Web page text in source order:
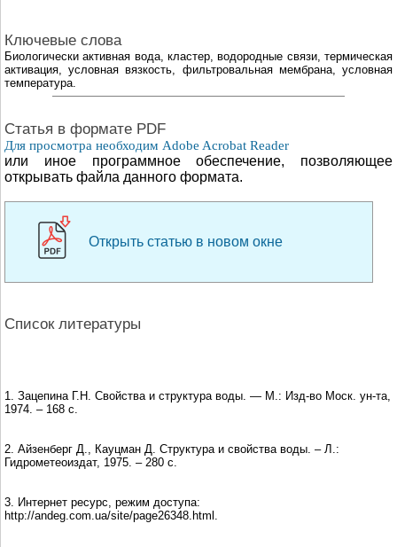
Ключевые слова
Биологически активная вода, кластер, водородные связи, термическая
активация, условная вязкость, фильтровальная мембрана, условная
температура.
Cтатья в формате PDF
Для просмотра необходим Adobe Acrobat Reader
или иное программное обеспечение, позволяющее
открывать файла данного формата.
Открыть статью в новом окне
Список литературы
1. Зацепина Г.Н. Свойства и структура воды. — М.: Изд-во Моск. ун-та,
1974. – 168 с.
2. Айзенберг Д., Кауцман Д. Структура и свойства воды. – Л.:
Гидрометеоиздат, 1975. – 280 с.
3. Интернет ресурс, режим доступа:
http://andeg.com.ua/site/page26348.html.